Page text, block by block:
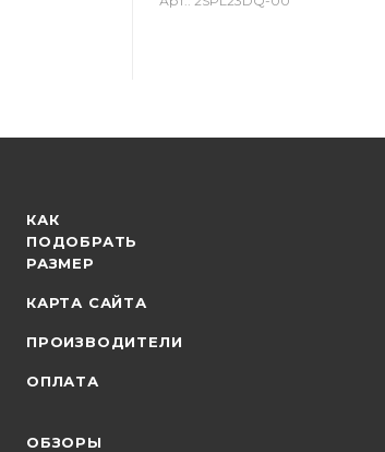
КАК
ПОДОБРАТЬ
РАЗМЕР
КАРТА САЙТА
ПРОИЗВОДИТЕЛИ
ОПЛАТА
ОБЗОРЫ